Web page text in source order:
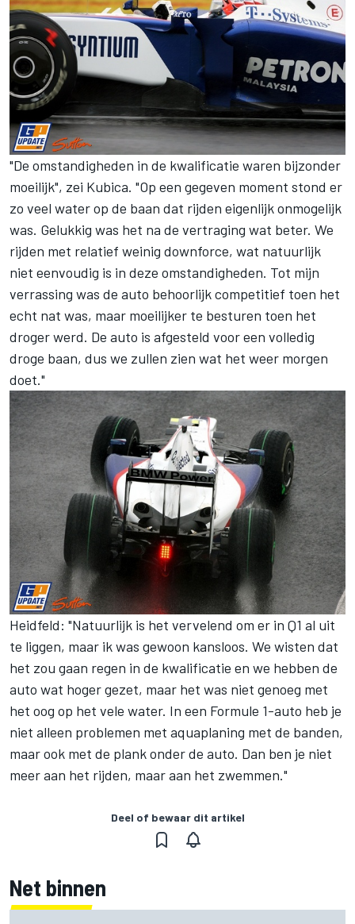
"De omstandigheden in de kwalificatie waren bijzonder
moeilijk", zei Kubica. "Op een gegeven moment stond er
zo veel water op de baan dat rijden eigenlijk onmogelijk
was. Gelukkig was het na de vertraging wat beter. We
rijden met relatief weinig downforce, wat natuurlijk
niet eenvoudig is in deze omstandigheden. Tot mijn
verrassing was de auto behoorlijk competitief toen het
echt nat was, maar moeilijker te besturen toen het
droger werd. De auto is afgesteld voor een volledig
droge baan, dus we zullen zien wat het weer morgen
doet."
Heidfeld: "Natuurlijk is het vervelend om er in Q1 al uit
te liggen, maar ik was gewoon kansloos. We wisten dat
het zou gaan regen in de kwalificatie en we hebben de
auto wat hoger gezet, maar het was niet genoeg met
het oog op het vele water. In een Formule 1-auto heb je
niet alleen problemen met aquaplaning met de banden,
maar ook met de plank onder de auto. Dan ben je niet
meer aan het rijden, maar aan het zwemmen."
Deel of bewaar dit artikel
Net binnen